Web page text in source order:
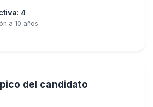
4
a 10 años
del candidato